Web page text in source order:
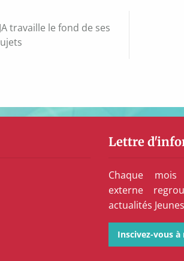
travaille le fond de ses
Lettre
Chaque
externe
actualités
Inscivez-vous